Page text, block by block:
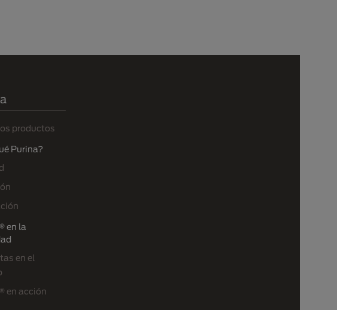
productos
Purina?
en la
en el
en acción